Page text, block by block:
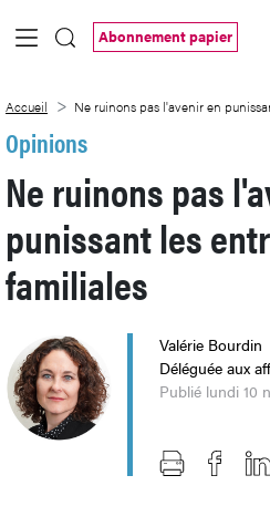
Saut au contenu principal
Abonnement papier
Accueil Ne ruinons pas l'avenir en
Opinions
Ne ruinons pas
punissant les
familiales
Valérie Bourdin
Déléguée aux
Publié lundi 10